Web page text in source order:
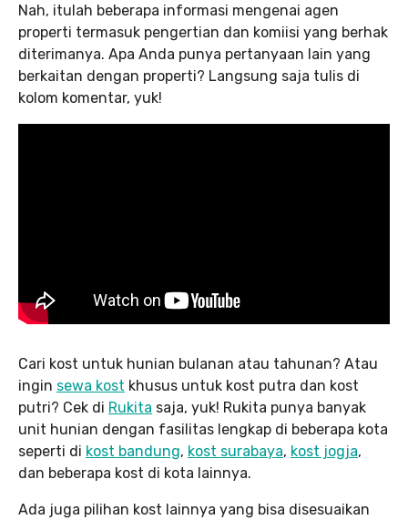
Nah, itulah beberapa informasi mengenai agen
properti termasuk pengertian dan komiisi yang berhak
diterimanya. Apa Anda punya pertanyaan lain yang
berkaitan dengan properti? Langsung saja tulis di
kolom komentar, yuk!
Cari kost untuk hunian bulanan atau tahunan? Atau
ingin sewa kost khusus untuk kost putra dan kost
putri? Cek di Rukita saja, yuk! Rukita punya banyak
unit hunian dengan fasilitas lengkap di beberapa kota
seperti di kost bandung, kost surabaya, kost jogja,
dan beberapa kost di kota lainnya.
Ada juga pilihan kost lainnya yang bisa disesuaikan